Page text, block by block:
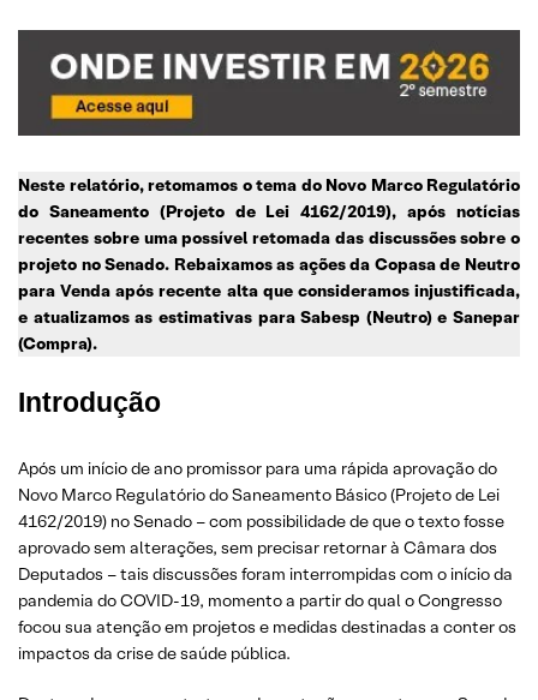
Neste relatório, retomamos o tema do Novo Marco Regulatório
do Saneamento (Projeto de Lei 4162/2019), após notícias
recentes sobre uma possível retomada das discussões sobre o
projeto no Senado. Rebaixamos as ações da Copasa de Neutro
para Venda após recente alta que consideramos injustificada,
e atualizamos as estimativas para Sabesp (Neutro) e Sanepar
(Compra).
Introdução
Após um início de ano promissor para uma rápida aprovação do
Novo Marco Regulatório do Saneamento Básico (Projeto de Lei
4162/2019) no Senado – com possibilidade de que o texto fosse
aprovado sem alterações, sem precisar retornar à Câmara dos
Deputados – tais discussões foram interrompidas com o início da
pandemia do COVID-19, momento a partir do qual o Congresso
focou sua atenção em projetos e medidas destinadas a conter os
impactos da crise de saúde pública.